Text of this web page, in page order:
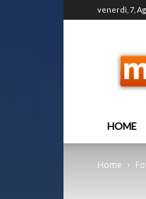
venerdì, 7,
HOME
Home